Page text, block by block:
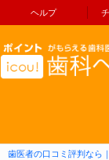
ヘルプ
歯医者の口コミ評判なら